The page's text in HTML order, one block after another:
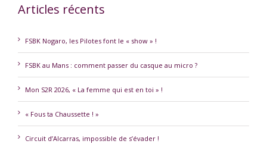
Articles récents
FSBK Nogaro, les Pilotes font le « show » !
FSBK au Mans : comment passer du casque au micro ?
Mon S2R 2026, « La femme qui est en toi » !
« Fous ta Chaussette ! »
Circuit d’Alcarras, impossible de s’évader !